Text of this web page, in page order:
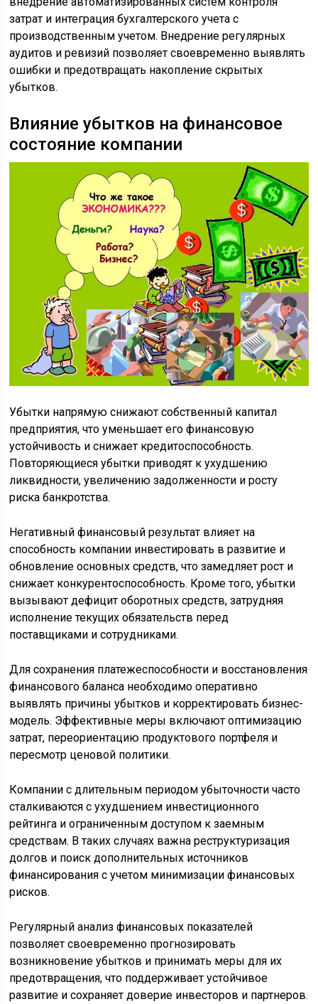
затрат и интеграция бухгалтерского учета с
производственным учетом. Внедрение регулярных
аудитов и ревизий позволяет своевременно выявлять
ошибки и предотвращать накопление скрытых
убытков.
Влияние убытков на финансовое
состояние компании
Убытки напрямую снижают собственный капитал
предприятия, что уменьшает его финансовую
устойчивость и снижает кредитоспособность.
Повторяющиеся убытки приводят к ухудшению
ликвидности, увеличению задолженности и росту
риска банкротства.
Негативный финансовый результат влияет на
способность компании инвестировать в развитие и
обновление основных средств, что замедляет рост и
снижает конкурентоспособность. Кроме того, убытки
вызывают дефицит оборотных средств, затрудняя
исполнение текущих обязательств перед
поставщиками и сотрудниками.
Для сохранения платежеспособности и восстановления
финансового баланса необходимо оперативно
выявлять причины убытков и корректировать бизнес-
модель. Эффективные меры включают оптимизацию
затрат, переориентацию продуктового портфеля и
пересмотр ценовой политики.
Компании с длительным периодом убыточности часто
сталкиваются с ухудшением инвестиционного
рейтинга и ограниченным доступом к заемным
средствам. В таких случаях важна реструктуризация
долгов и поиск дополнительных источников
финансирования с учетом минимизации финансовых
рисков.
Регулярный анализ финансовых показателей
позволяет своевременно прогнозировать
возникновение убытков и принимать меры для их
предотвращения, что поддерживает устойчивое
развитие и сохраняет доверие инвесторов и партнеров.